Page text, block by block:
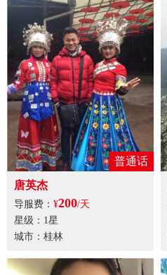
普通话
唐英杰
导服费： ¥200/天
星级：1星
城市：桂林